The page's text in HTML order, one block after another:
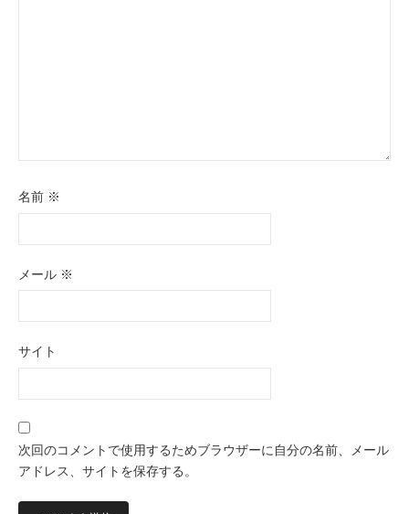
名前 ※
メール ※
サイト
次回のコメントで使用するためブラウザーに自分の名前、メール
アドレス、サイトを保存する。